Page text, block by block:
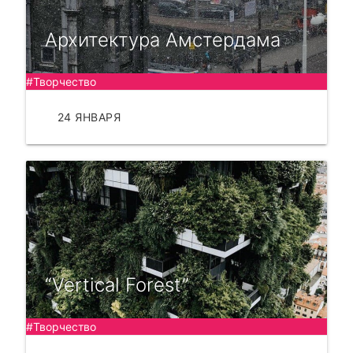
Архитектура Амстердама
#Творчество
24 ЯНВАРЯ
“Vertical Forest”
#Творчество